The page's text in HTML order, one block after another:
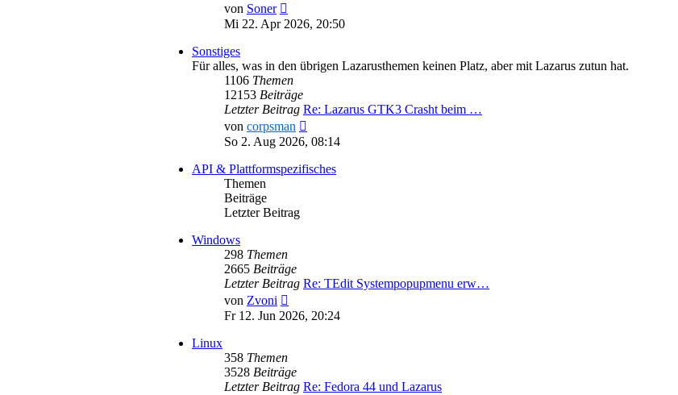
von Soner
Beitrag
Mi 22. Apr 2026, 20:50
Sonstiges
Für alles, was in den übrigen Lazarusthemen keinen Platz, aber mit Lazarus zutun hat.
1106 Themen
12153 Beiträge
Letzter Beitrag Re: Lazarus GTK3 Crasht beim …
von corpsman
Beitrag
So 2. Aug 2026, 08:14
API & Plattformspezifisches
Themen
Beiträge
Letzter Beitrag
Windows
298 Themen
2665 Beiträge
Letzter Beitrag Re: TEdit Systempopupmenu erw…
von Zvoni
Beitrag
Fr 12. Jun 2026, 20:24
Linux
358 Themen
3528 Beiträge
Letzter Beitrag Re: Fedora 44 und Lazarus